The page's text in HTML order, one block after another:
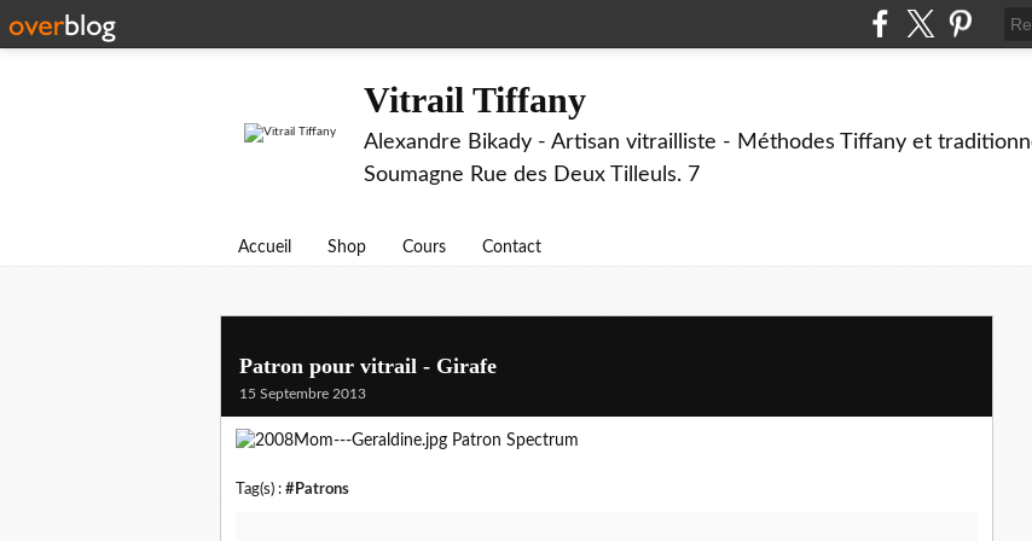
Vitrail Tiffany
Alexandre Bikady - Artisan vitrailliste - Méthodes Tiffany et
Soumagne Rue des Deux Tilleuls. 7
Accueil Shop Cours Contact
Patron pour vitrail - Girafe
15 Septembre 2013
Patron Spectrum
Tag(s) : #Patrons